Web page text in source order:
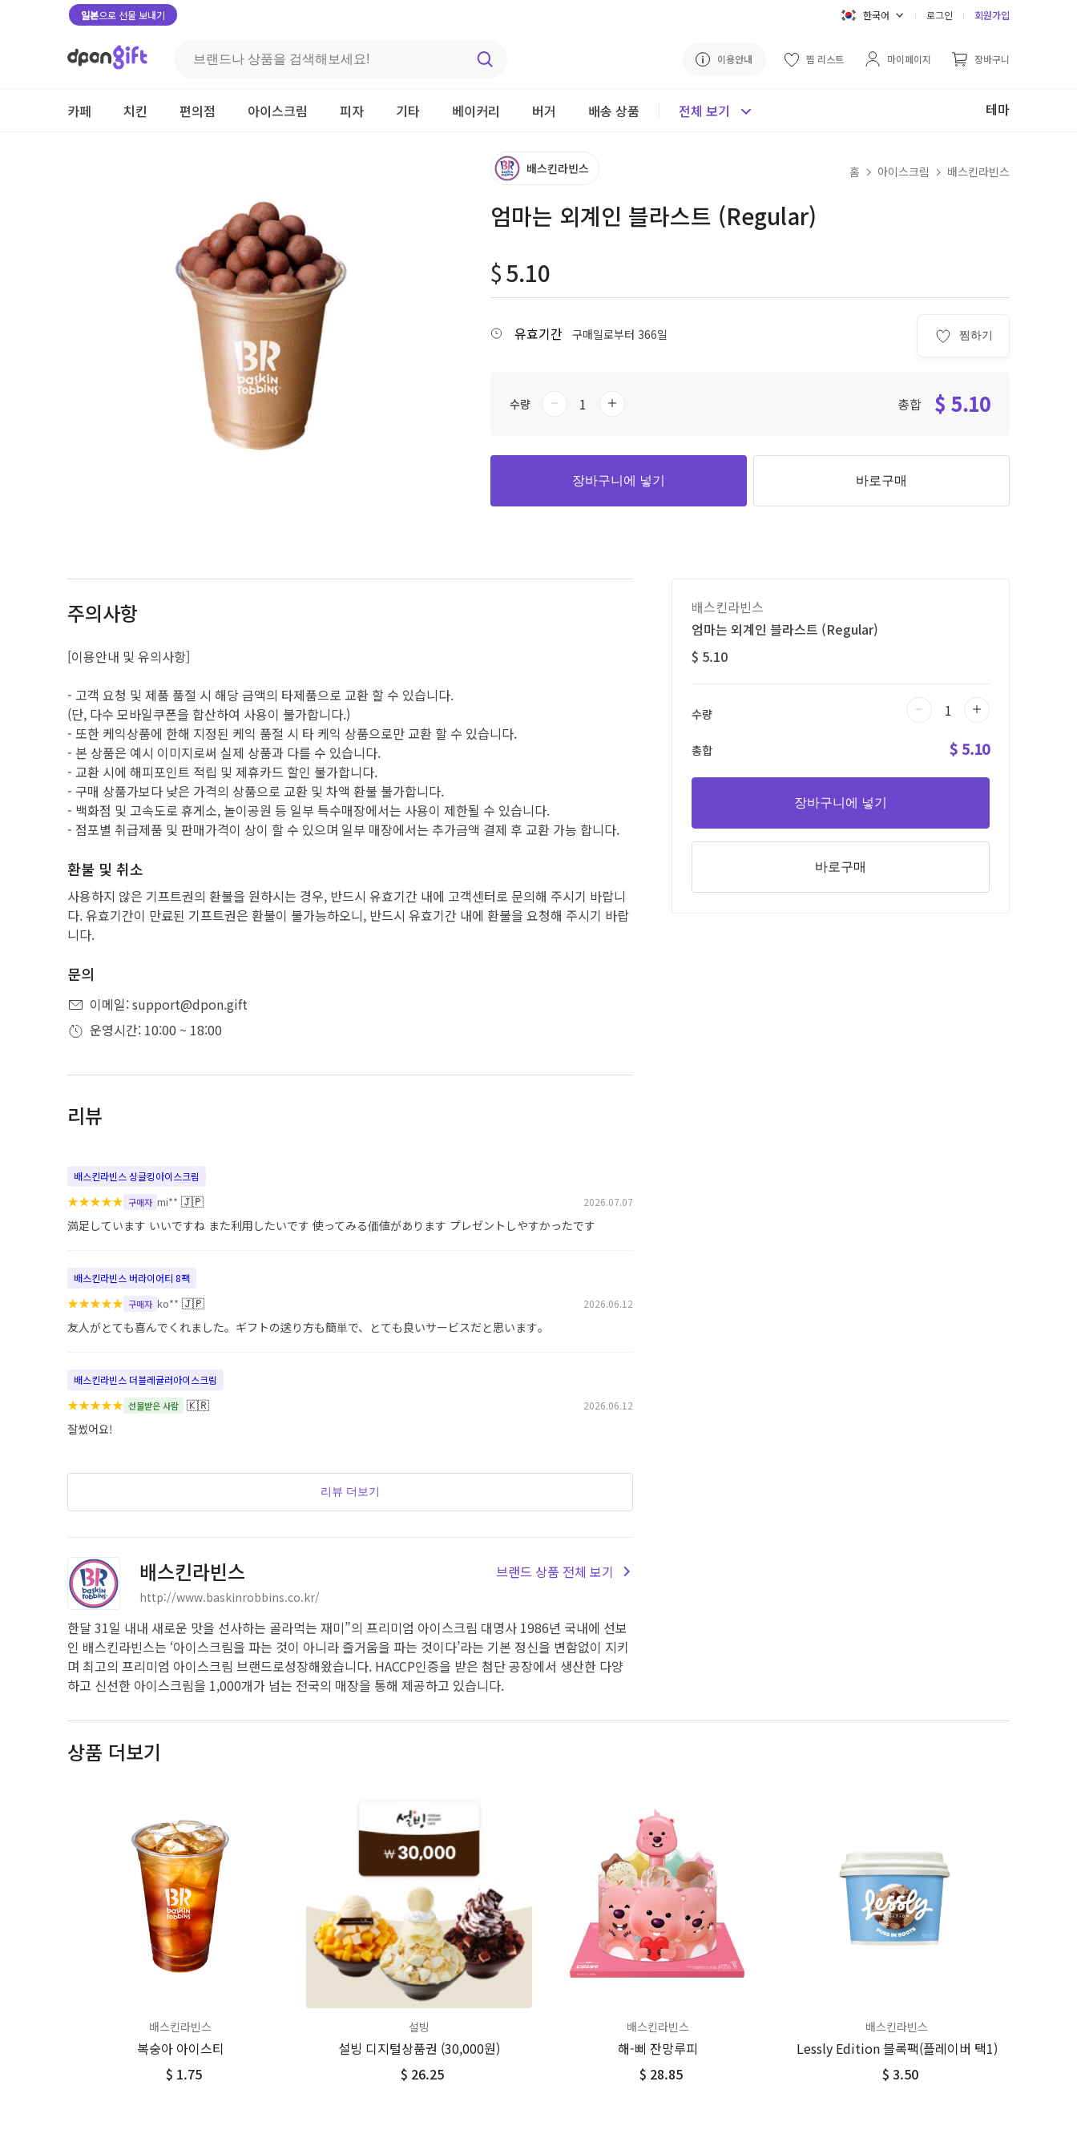
일본으로 선물 보내기 한국어 로그인 회원가입
이용안내 찜 리스트 마이페이지 장바구니
카페 치킨 편의점 아이스크림 피자 기타 베이커리 버거 배송 상품 전체 보기 테마
배스킨라빈스 홈 아이스크림 배스킨라빈스
엄마는 외계인 블라스트 (Regular)
$5.10
찜하기
유효기간 구매일로부터 366일
수량 총합 $ 5.10
장바구니에 넣기 바로구매
주의사항
[이용안내 및 유의사항]
- 고객 요청 및 제품 품절 시 해당 금액의 타제품으로 교환 할 수 있습니다.
(단, 다수 모바일쿠폰을 합산하여 사용이 불가합니다.)
- 또한 케익상품에 한해 지정된 케익 품절 시 타 케익 상품으로만 교환 할 수 있습니다.
- 본 상품은 예시 이미지로써 실제 상품과 다를 수 있습니다.
- 교환 시에 해피포인트 적립 및 제휴카드 할인 불가합니다.
- 구매 상품가보다 낮은 가격의 상품으로 교환 및 차액 환불 불가합니다.
- 백화점 및 고속도로 휴게소, 놀이공원 등 일부 특수매장에서는 사용이 제한될 수 있습니다.
- 점포별 취급제품 및 판매가격이 상이 할 수 있으며 일부 매장에서는 추가금액 결제 후 교환 가능 합니다.
환불 및 취소
사용하지 않은 기프트권의 환불을 원하시는 경우, 반드시 유효기간 내에 고객센터로 문의해 주시기 바랍니
다. 유효기간이 만료된 기프트권은 환불이 불가능하오니, 반드시 유효기간 내에 환불을 요청해 주시기 바랍
니다.
문의
이메일: support@dpon.gift
운영시간: 10:00 ~ 18:00
리뷰
배스킨라빈스 싱글킹아이스크림
★★★★★ 구매자 mi** 🇯🇵 2026.07.07
満足しています いいですね また利用したいです 使ってみる価値があります プレゼントしやすかったです
배스킨라빈스 버라이어티 8팩
★★★★★ 구매자 ko** 🇯🇵 2026.06.12
友人がとても喜んでくれました。ギフトの送り方も簡単で、とても良いサービスだと思います。
배스킨라빈스 더블레귤러아이스크림
★★★★★ 선물받은 사람 🇰🇷 2026.06.12
잘썼어요!
리뷰 더보기
배스킨라빈스
http://www.baskinrobbins.co.kr/
브랜드 상품 전체 보기
한달 31일 내내 새로운 맛을 선사하는 골라먹는 재미”의 프리미엄 아이스크림 대명사 1986년 국내에 선보
인 배스킨라빈스는 ‘아이스크림을 파는 것이 아니라 즐거움을 파는 것이다’라는 기본 정신을 변함없이 지키
며 최고의 프리미엄 아이스크림 브랜드로성장해왔습니다. HACCP인증을 받은 첨단 공장에서 생산한 다양
하고 신선한 아이스크림을 1,000개가 넘는 전국의 매장을 통해 제공하고 있습니다.
배스킨라빈스
엄마는 외계인 블라스트 (Regular)
$ 5.10
수량
총합 $ 5.10
장바구니에 넣기
바로구매
상품 더보기
배스킨라빈스
복숭아 아이스티
$ 1.75
설빙
설빙 디지털상품권 (30,000원)
$ 26.25
배스킨라빈스
해-삐 잔망루피
$ 28.85
배스킨라빈스
Lessly Edition 블록팩(플레이버 택1)
$ 3.50